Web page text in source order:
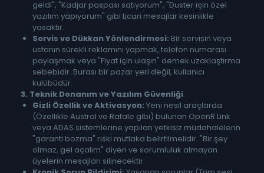
geldi", "Kadjar paspası satıyorum", "Duster için özel
yazılım yapıyorum" gibi ticari mesajlar kesinlikle
yasaktır.
Servis ve Dükkan Yönlendirmesi: Bir servisin veya
ustanın sürekli reklamını yapmak, telefon numarası
paylaşmak veya "Fiyat için ulaşın" demek uzaklaştırma
sebebidir. Burası bir pazar yeri değil, kullanıcı
kulübüdür.
3. Teknik Donanım ve Yazılım Güvenliği
Gizli Özellik ve Aktivasyon: Yeni nesil araçlarda
(Özellikle Austral ve Rafale gibi) bulunan OpenR Link
veya ADAS sistemlerine yapılan yetkisiz müdahalelerin
"garanti bozma" riski mutlaka belirtilmelidir. "Bir şey
olmaz, gel açalım" diyen ve sorumluluk almayan
üyelerin mesajları silinecektir.